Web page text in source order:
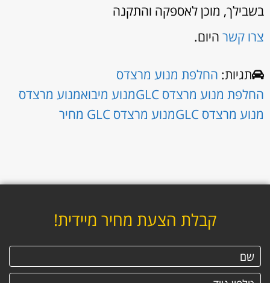
בשבילך, מוכן לאספקה והתקנה
צרו קשר היום.
תגיות: החלפת מנוע מרצדס
החלפת מנוע מרצדס GLC
מנוע מיבואמנוע מרצדס
מנוע מרצדס GLC
מנוע מרצדס GLC מחיר
קבלת הצעת מחיר מיידית!